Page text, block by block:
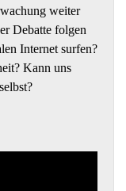
weiter
Debatte folgen
Internet surfen?
Kann uns